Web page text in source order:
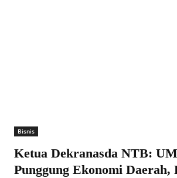
Bisnis
Ketua Dekranasda NTB:
Punggung Ekonomi Daerah,